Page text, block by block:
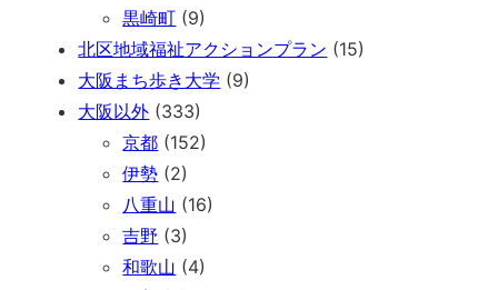
黒崎町 (9)
北区地域福祉アクションプラン (15)
大阪まち歩き大学 (9)
大阪以外 (333)
京都 (152)
伊勢 (2)
八重山 (16)
吉野 (3)
和歌山 (4)